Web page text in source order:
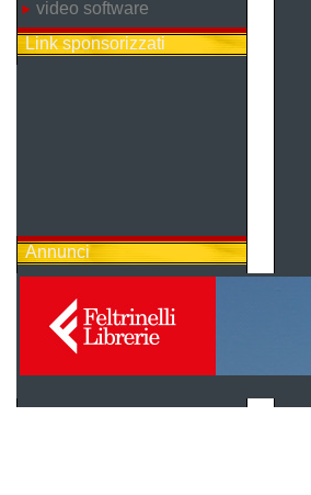
video software
Link sponsorizzati
Annunci